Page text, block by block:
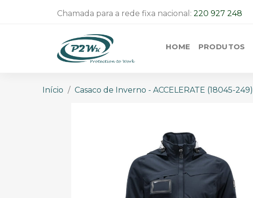
Chamada para a rede fixa nacional: 220 927 248
HOME PRODUTOS
Início Casaco de Inverno - ACCELERATE (18045-249)